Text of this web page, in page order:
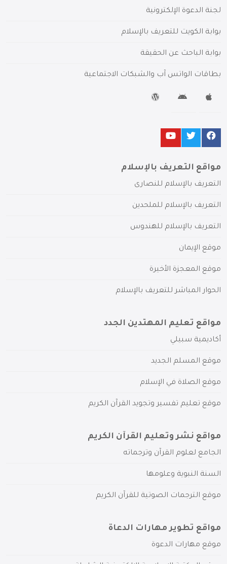
لجنة الدعوة الإلكترونية
بوابة الكويت للتعريف بالإسلام
بوابة الباحث عن الحقيقة
بطاقات الواتس آب والشبكات الاجتماعية
مواقع التعريف بالإسلام
التعريف بالإسلام للنصارى
التعريف بالإسلام للملحدين
التعريف بالإسلام للهندوس
موقع الإيمان
موقع المعجزة الأخيرة
الحوار المباشر للتعريف بالإسلام
مواقع تعليم المهتدين الجدد
أكاديمية سبيلي
موقع المسلم الجديد
موقع الصلاة في الإسلام
موقع تعليم تفسير وتجويد القرآن الكريم
مواقع نشر وتعليم القرآن الكريم
الجامع لعلوم القرآن وترجماته
السنة النبوية وعلومها
موقع الترجمات الصوتية للقرآن الكريم
مواقع تطوير مهارات الدعاة
موقع مهارات الدعوة